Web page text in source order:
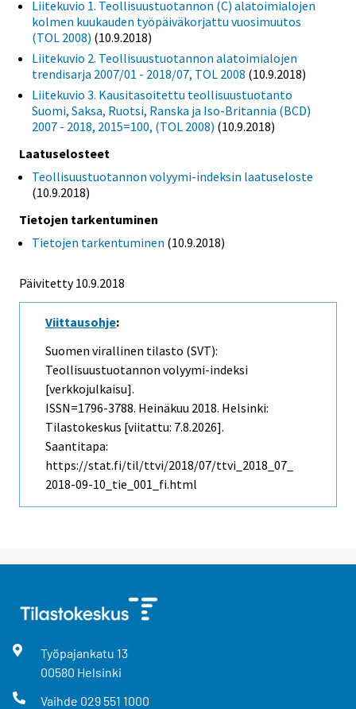
Liitekuvio 1. Teollisuustuotannon (C) alatoimialojen
kolmen kuukauden työpäiväkorjattu vuosimuutos
(TOL 2008) (10.9.2018)
Liitekuvio 2. Teollisuustuotannon alatoimialojen
trendisarja 2007/01 - 2018/07, TOL 2008 (10.9.2018)
Liitekuvio 3. Kausitasoitettu teollisuustuotanto
Suomi, Saksa, Ruotsi, Ranska ja Iso-Britannia (BCD)
2007 - 2018, 2015=100, (TOL 2008) (10.9.2018)
Laatuselosteet
Teollisuustuotannon volyymi-indeksin laatuseloste
(10.9.2018)
Tietojen tarkentuminen
Tietojen tarkentuminen (10.9.2018)
Päivitetty 10.9.2018
Viittausohje:
Suomen virallinen tilasto (SVT):
Teollisuustuotannon volyymi-indeksi
[verkkojulkaisu].
ISSN=1796-3788. Heinäkuu 2018. Helsinki:
Tilastokeskus [viitattu: 7.8.2026].
Saantitapa:
https://stat.fi/til/ttvi/2018/07/ttvi_2018_07_
2018-09-10_tie_001_fi.html
Työpajankatu 13
00580 Helsinki
Vaihde 029 551 1000